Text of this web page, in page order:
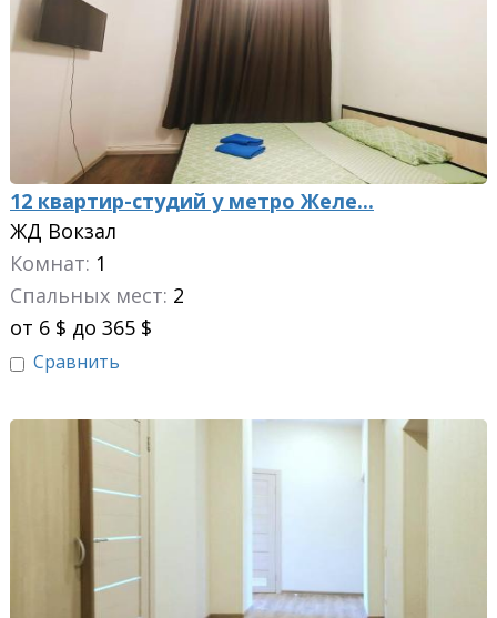
12 квартир-студий у метро Желе...
ЖД Вокзал
Комнат: 1
Спальных мест: 2
от 6 $ до 365 $
Сравнить